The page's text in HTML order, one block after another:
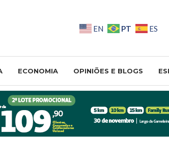
EN PT ES
ECONOMIA OPINIÕES E BLOGS